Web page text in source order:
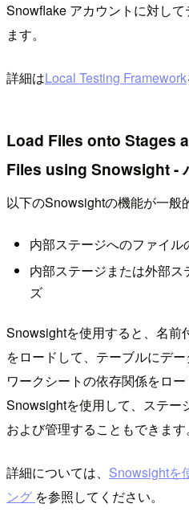
Snowflake アカウントに対し
ます。
詳細はLocal Testing Framework
Load Files onto Stages
Files using Snowsight -
以下のSnowsightの機能が一般
内部ステージへのファイル
内部ステージまたは外部
ズ
Snowsightを使用すると、名前
をロードして、テーブルにデ
ワークシートの依存関係をロー
Snowsightを使用して、ステー
および管理することもできます。
詳細については、 Snowsightを
ング を参照してください。